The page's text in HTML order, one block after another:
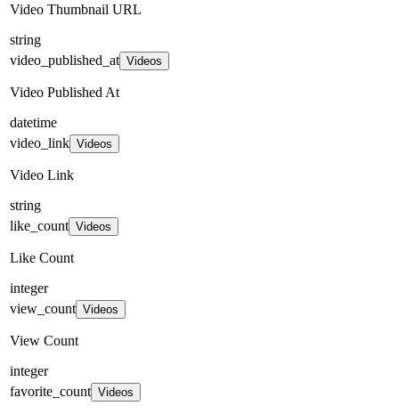
Video Thumbnail URL
string
video_published_at Videos
Video Published At
datetime
video_link Videos
Video Link
string
like_count Videos
Like Count
integer
view_count Videos
View Count
integer
favorite_count Videos